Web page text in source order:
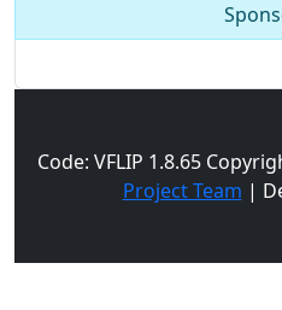
Code: VFLIP 1.8.65
Project Team |